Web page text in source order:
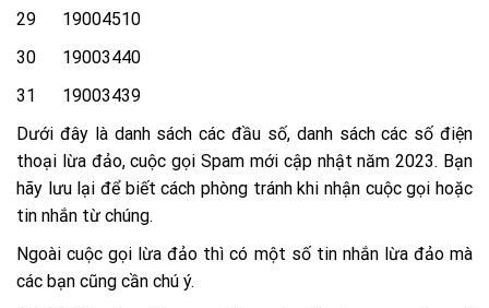
29 19004510
30 19003440
31 19003439
Dưới đây là danh sách các đầu số, danh sách các số điện
thoại lừa đảo, cuộc gọi Spam mới cập nhật năm 2023. Bạn
hãy lưu lại để biết cách phòng tránh khi nhận cuộc gọi hoặc
tin nhắn từ chúng.
Ngoài cuộc gọi lừa đảo thì có một số tin nhắn lừa đảo mà
các bạn cũng cần chú ý.